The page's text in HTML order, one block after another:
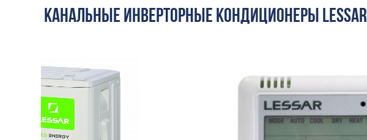
КАНАЛЬНЫЕ ИНВЕРТОРНЫЕ КОНДИЦИОНЕРЫ LESSAR